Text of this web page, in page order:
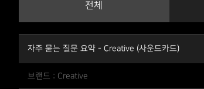
전체
자주 묻는 질문 요약 - Creative (사운드카드)
브랜드 : Creative